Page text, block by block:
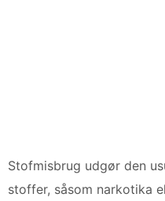
Stofmisbrug udgør den
stoffer, såsom narkotika